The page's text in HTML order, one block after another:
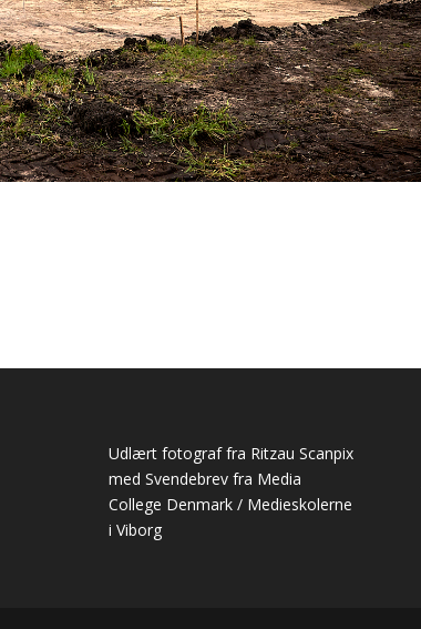
Udlært fotograf fra Ritzau Scanpix
med Svendebrev fra Media
College Denmark / Medieskolerne
i Viborg